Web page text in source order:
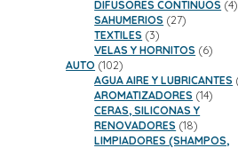
productos
DIFUSORES CONTINUOS 44
SAHUMERIOS 2727
TEXTILES 33
productos
VELAS Y HORNITOS 66
AUTO 102102
productos
AGUA AIRE Y LUBRICANTES
AROMATIZADORES 1414
CERAS, SILICONAS Y
RENOVADORES 1818
productos
LIMPIADORES (SHAMPOS,